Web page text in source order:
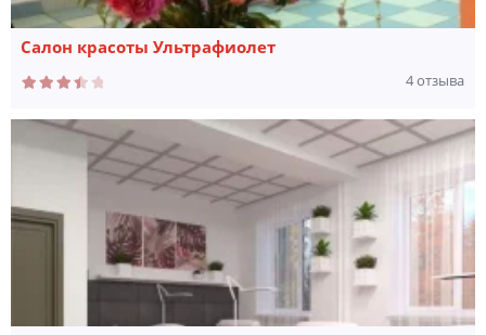
Салон красоты Ультрафиолет
4 отзыва